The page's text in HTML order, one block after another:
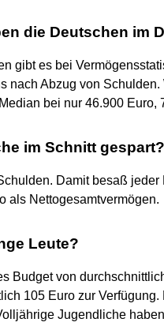
die Deutschen im
gibt es bei
nach Abzug von
bei nur 46.900 Euro,
im Schnitt gespart?
Damit besaß
als Nettogesamtvermögen.
Leute?
Budget von
105 Euro zur
Jugendliche